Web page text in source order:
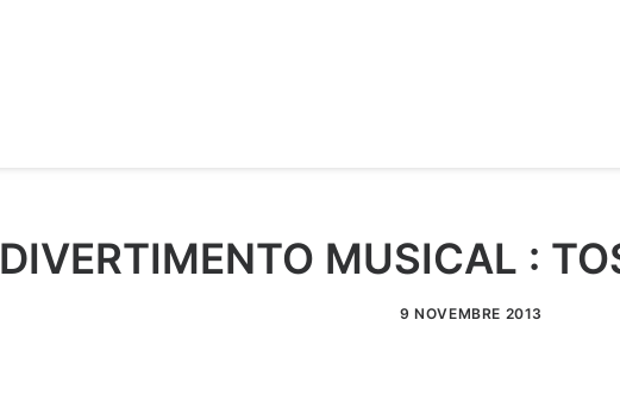
DIVERTIMENTO MUSICAL :
9 NOVEMBRE 2013